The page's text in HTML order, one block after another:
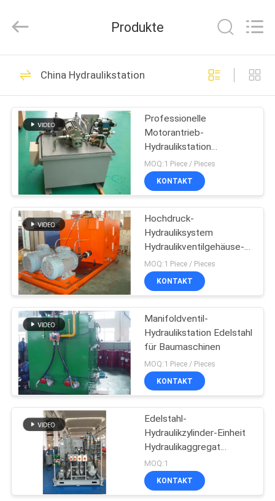
HAUSE
PRODUKTE
VIDEOS
ÜBER
UNS
WERKSBESICHTIGUNG
QUALITÄTSKONTROLLE
KONTAKT
MIT
UNS
BITTE UM
EIN
ANGEBOT
CO.,LTD.
Hydrozylinder
78
Einfachwirkend
Hydraulikzylinder
14
Doppelter
verantwortlicher
Hydrozylinder
12
Große Bohrung
Produkte
China Hydraulikstation
Professionelle
Motorantrieb-
Hydraulikstation
Hydraulikaggregat
MOQ:1 Piece / Pieces
KONTAKT
Hochdruck-
Hydrauliksystem
Hydraulikventilgehäuse-
Kanal montiert
MOQ:1 Piece / Pieces
KONTAKT
Manifoldventil-
Hydraulikstation Edelstahl
für Baumaschinen
MOQ:1 Piece / Pieces
KONTAKT
Edelstahl-
Hydraulikzylinder-Einheit
Hydraulikaggregat
Hydrauliksystem
MOQ:1
KONTAKT